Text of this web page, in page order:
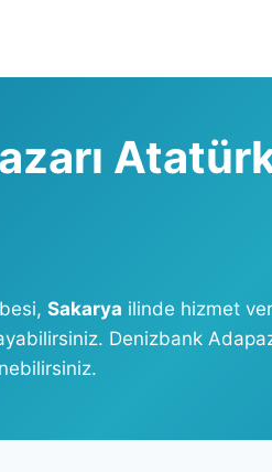
Sakarya ilinde hizmet
Denizbank